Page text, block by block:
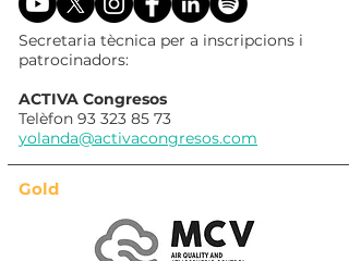
Secretaria tècnica per a inscripcions i
patrocinadors:
ACTIVA Congresos
Telèfon 93 323 85 73
yolanda@activacongresos.com
Gold